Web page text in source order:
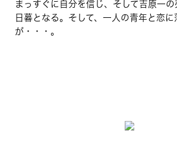
まっすぐに自分を信じ、そして吉原一の
日暮となる。そして、一人の青年と恋に
が・・・。